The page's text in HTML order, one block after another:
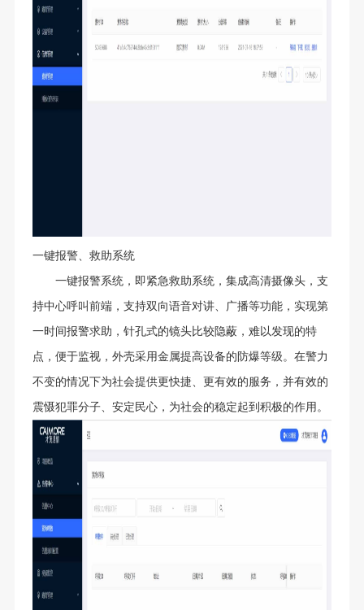
一键报警、救助系统
一键报警系统，即紧急救助系统，集成高清摄像头，支
持中心呼叫前端，支持双向语音对讲、广播等功能，实现第
一时间报警求助，针孔式的镜头比较隐蔽，难以发现的特
点，便于监视，外壳采用金属提高设备的防爆等级。在警力
不变的情况下为社会提供更快捷、更有效的服务，并有效的
震慑犯罪分子、安定民心，为社会的稳定起到积极的作用。